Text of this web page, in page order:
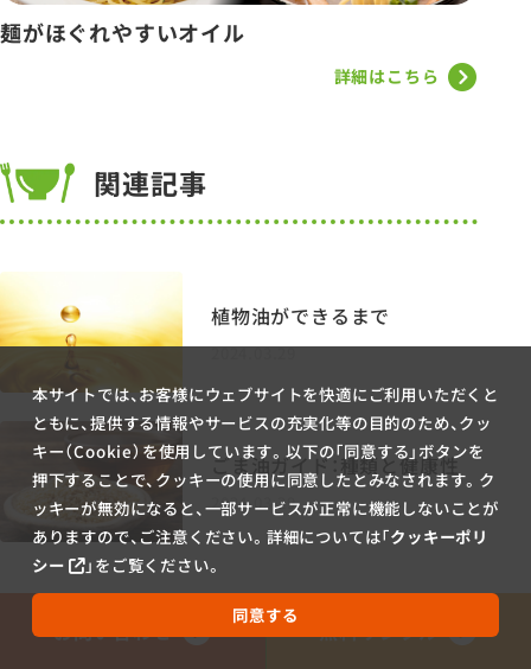
お問い合わせ 無料サンプル
麺がほぐれやすいオイル
詳細はこちら
関連記事
植物油ができるまで
2024.03.29
ごま油ガイド：種類と健康性
2024.03.29
本サイトでは、お客様にウェブサイトを快適にご利用いただくと
ともに、提供する情報やサービスの充実化等の目的のため、クッ
キー（Cookie）を使用しています。以下の「同意する」ボタンを
押下することで、クッキーの使用に同意したとみなされます。ク
ッキーが無効になると、一部サービスが正常に機能しないことが
ありますので、ご注意ください。詳細については「クッキーポリ
シー
」をご覧ください。
同意する